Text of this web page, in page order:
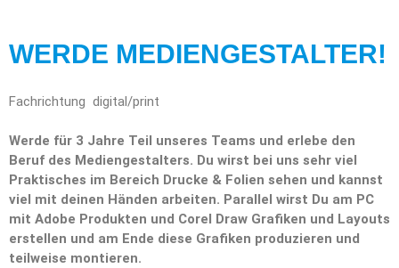
WERDE MEDIENGESTALTER!
Fachrichtung digital/print
Werde für 3 Jahre Teil unseres Teams und erlebe den
Beruf des Mediengestalters. Du wirst bei uns sehr viel
Praktisches im Bereich Drucke & Folien sehen und kannst
viel mit deinen Händen arbeiten. Parallel wirst Du am PC
mit Adobe Produkten und Corel Draw Grafiken und Layouts
erstellen und am Ende diese Grafiken produzieren und
teilweise montieren.